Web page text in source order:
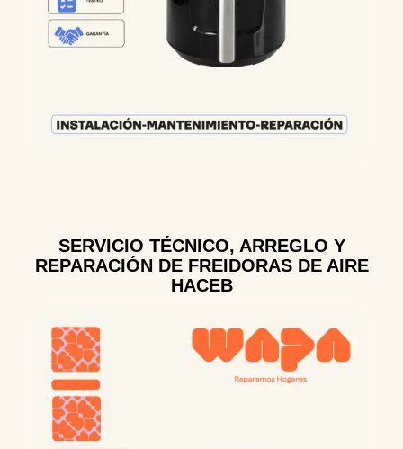
SERVICIO TÉCNICO, ARREGLO Y
REPARACIÓN DE FREIDORAS DE AIRE
HACEB